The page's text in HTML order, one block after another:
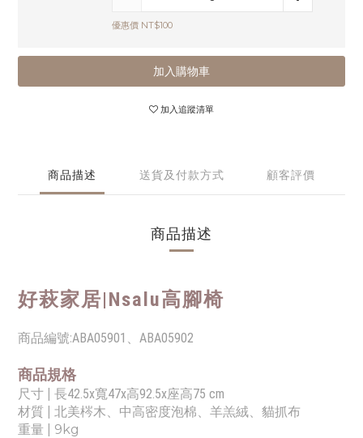
優惠價 NT$100
加入購物車
加入追蹤清單
商品描述 送貨及付款方式 顧客評價
商品描述
好萩家居|Nsalu高腳椅
商品編號:ABA05901、ABA05902
商品規格
尺寸 | 長42.5x寬47x高92.5x座高75 cm
材質 | 北美梣木、中高密度泡棉、 羊羔絨、貓抓布
重量 | 9kg